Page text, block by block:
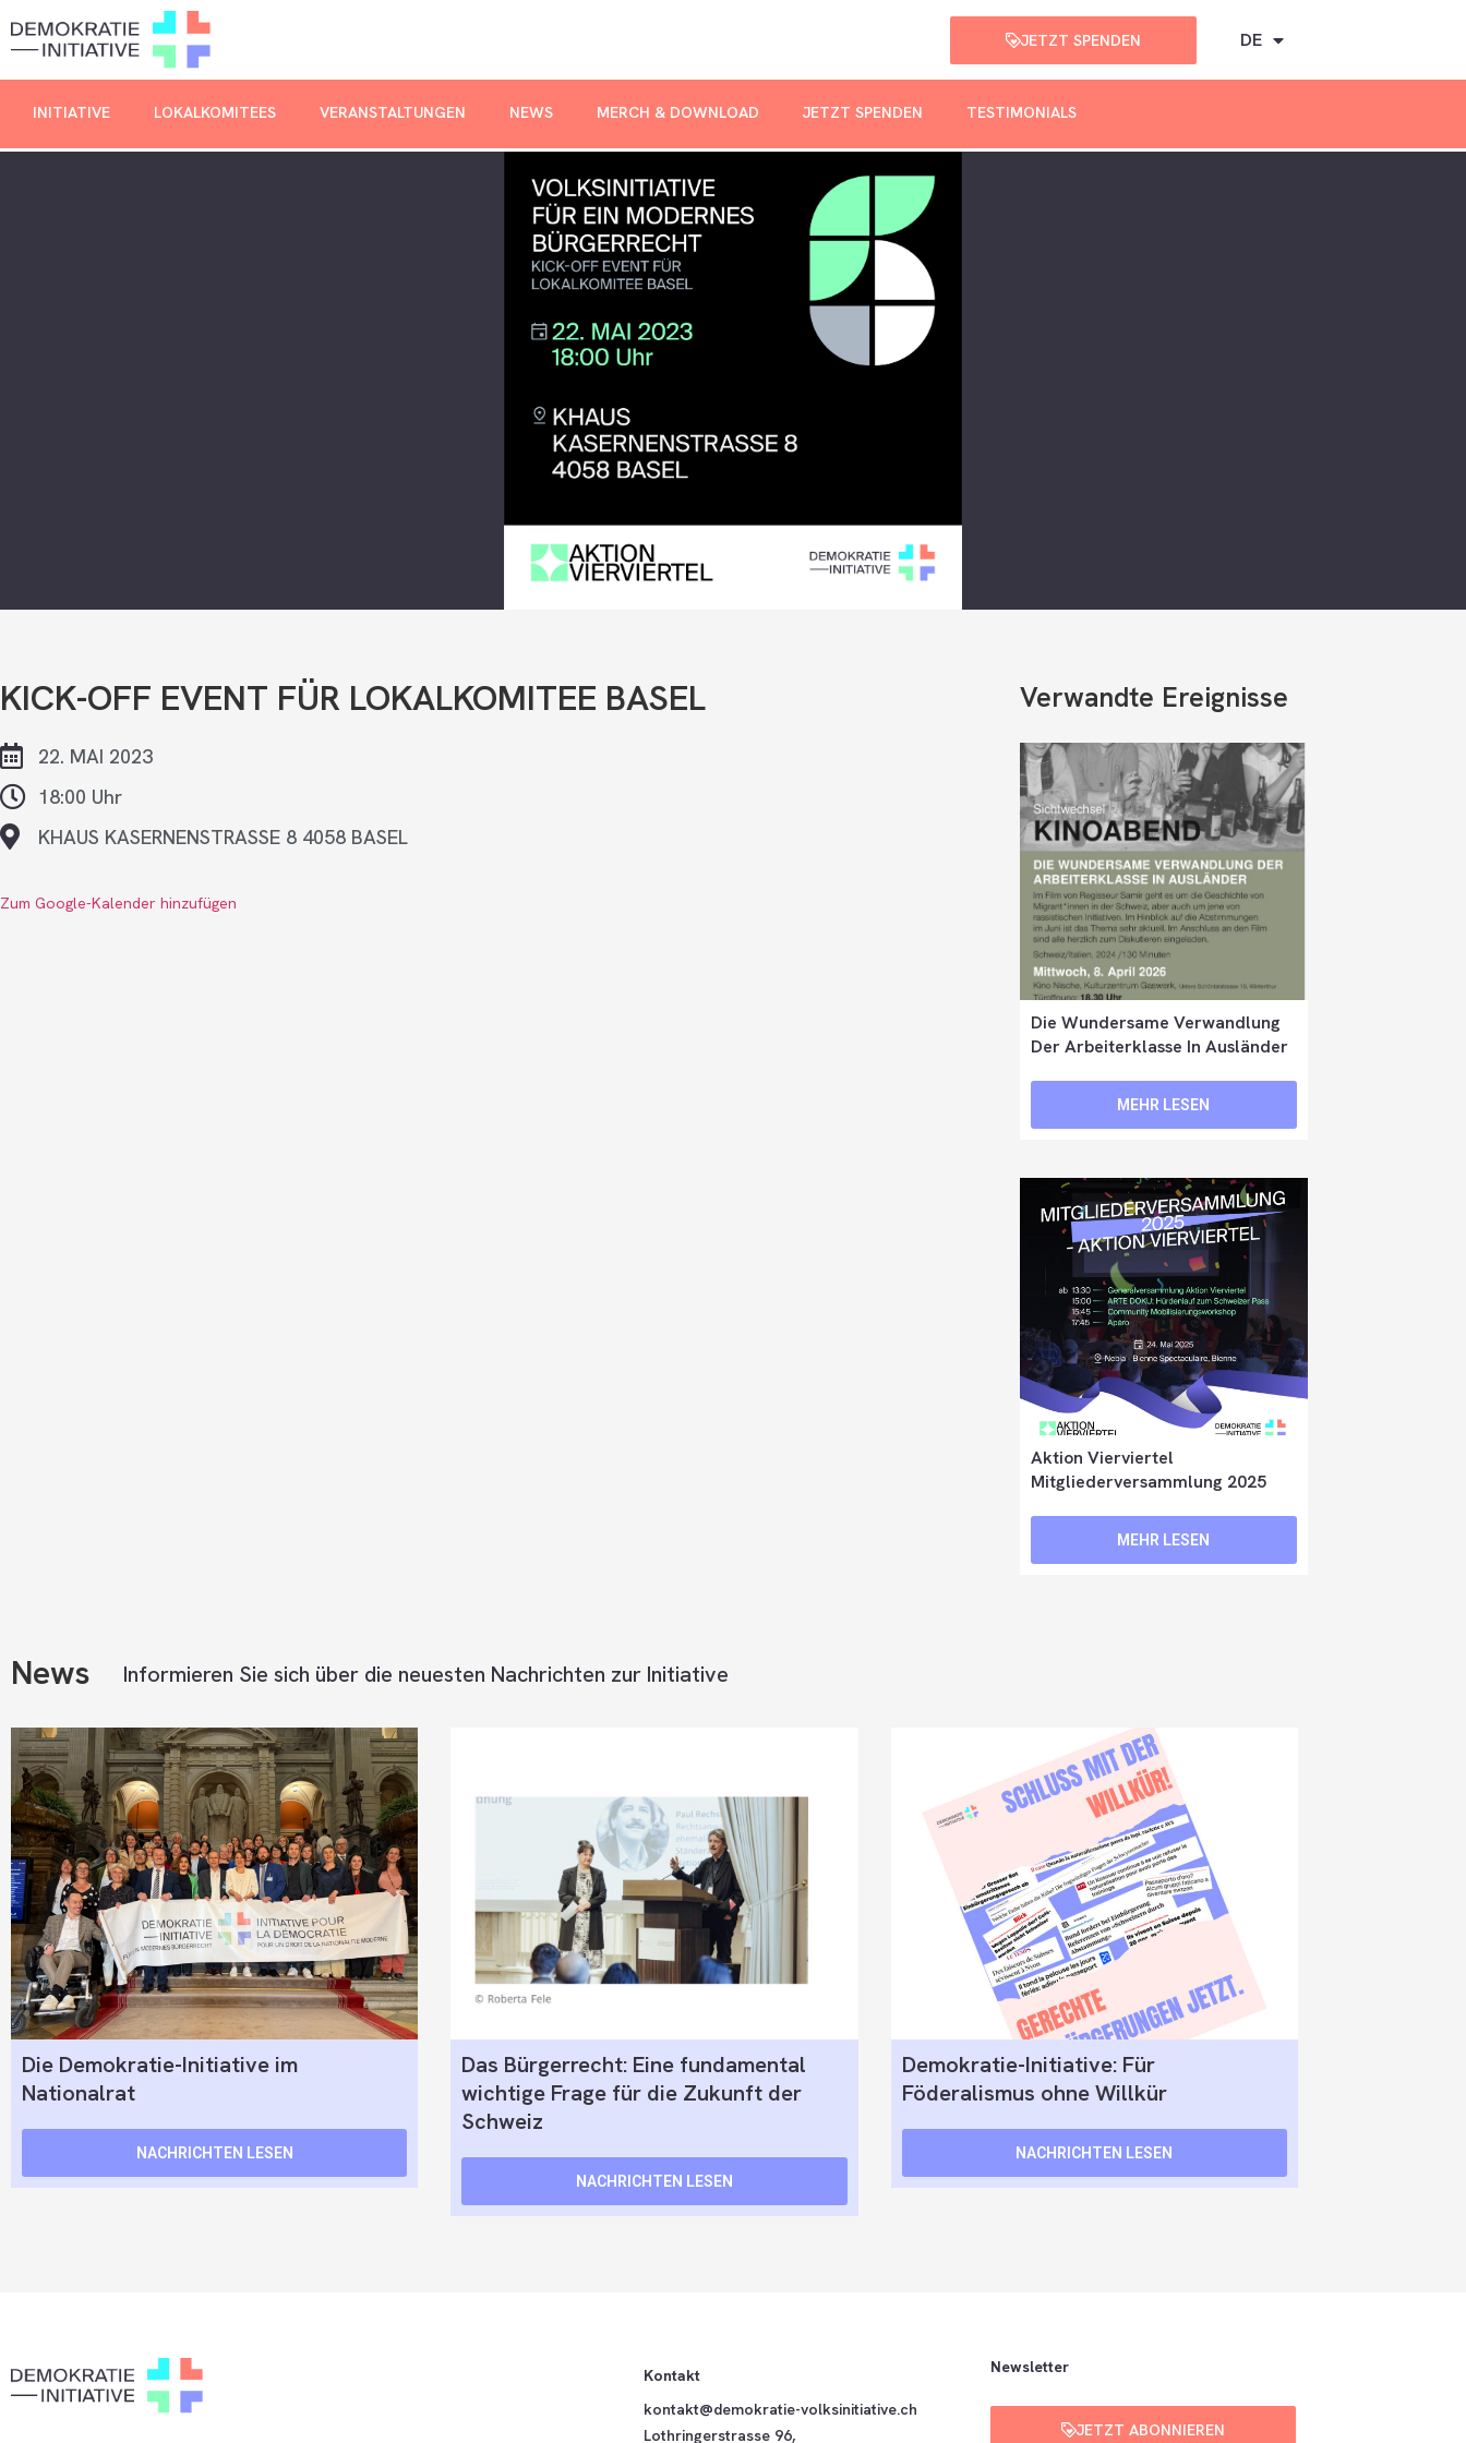
JETZT SPENDEN DE
INITIATIVE LOKALKOMITEES VERANSTALTUNGEN NEWS MERCH & DOWNLOAD JETZT SPENDEN TESTIMONIALS
KICK-OFF EVENT FÜR LOKALKOMITEE BASEL
22. MAI 2023
18:00 Uhr
KHAUS KASERNENSTRASSE 8 4058 BASEL
Zum Google-Kalender hinzufügen
Verwandte Ereignisse
Die Wundersame Verwandlung
Der Arbeiterklasse In Ausländer
MEHR LESEN
Aktion Vierviertel
Mitgliederversammlung 2025
MEHR LESEN
News Informieren Sie sich über die neuesten Nachrichten zur Initiative
Die Demokratie-Initiative im
Nationalrat
NACHRICHTEN LESEN
Das Bürgerrecht: Eine fundamental
wichtige Frage für die Zukunft der
Schweiz
NACHRICHTEN LESEN
Demokratie-Initiative: Für
Föderalismus ohne Willkür
NACHRICHTEN LESEN
Kontakt
kontakt@demokratie-volksinitiative.ch
Lothringerstrasse 96,
Newsletter
JETZT ABONNIEREN